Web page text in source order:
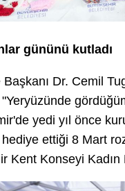
gününü kutladı
Dr. Cemil
yedi yıl önce
ettiği 8 Mart
Kent Konseyi